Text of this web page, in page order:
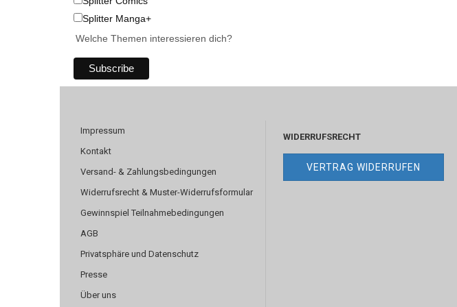
Splitter Manga+
Welche Themen interessieren dich?
Impressum
Kontakt
Versand- & Zahlungsbedingungen
Widerrufsrecht & Muster-Widerrufsformular
Gewinnspiel Teilnahmebedingungen
AGB
Privatsphäre und Datenschutz
Presse
Über uns
WIDERRUFSRECHT
VERTRAG WIDERRUFEN